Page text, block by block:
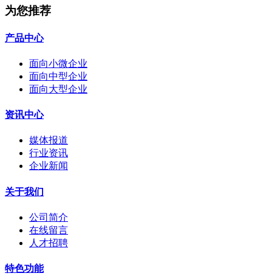
为您推荐
产品中心
面向小微企业
面向中型企业
面向大型企业
资讯中心
媒体报道
行业资讯
企业新闻
关于我们
公司简介
在线留言
人才招聘
特色功能